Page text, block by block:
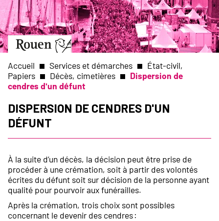
Aller
au
contenu
principal
Aller
à
page
d’accueil
Slide
of
1
d'Ariane
Accueil Services et démarches
État-civil,
Papiers
Décès, cimetières
Dispersion de
cendres d'un défunt
Dispersion de cendres d'un
défunt
À la suite d’un décès, la décision peut être prise de
procéder à une crémation, soit à partir des volontés
écrites du défunt soit sur décision de la personne ayant
qualité pour pourvoir aux funérailles.
Après la crémation, trois choix sont possibles
concernant le devenir des cendres :